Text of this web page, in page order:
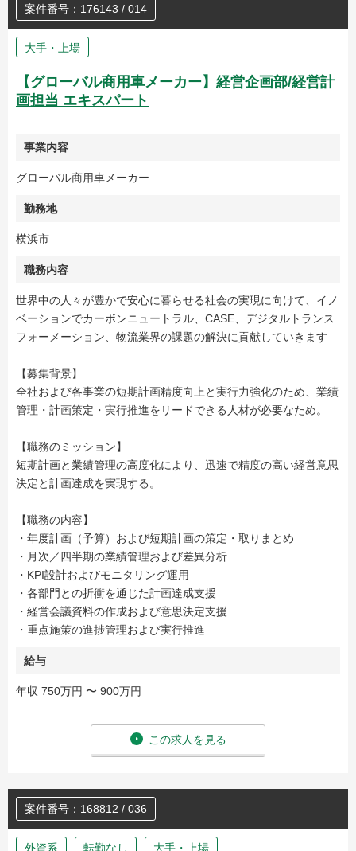
案件番号：176143 / 014
大手・上場
【グローバル商用車メーカー】経営企画部/経営計
画担当 エキスパート
事業内容
グローバル商用車メーカー
勤務地
横浜市
職務内容
世界中の人々が豊かで安心に暮らせる社会の実現に向けて、イノ
ベーションでカーボンニュートラル、CASE、デジタルトランス
フォーメーション、物流業界の課題の解決に貢献していきます
【募集背景】
全社および各事業の短期計画精度向上と実行力強化のため、業績
管理・計画策定・実行推進をリードできる人材が必要なため。
【職務のミッション】
短期計画と業績管理の高度化により、迅速で精度の高い経営意思
決定と計画達成を実現する。
【職務の内容】
・年度計画（予算）および短期計画の策定・取りまとめ
・月次／四半期の業績管理および差異分析
・KPI設計およびモニタリング運用
・各部門との折衝を通じた計画達成支援
・経営会議資料の作成および意思決定支援
・重点施策の進捗管理および実行推進
給与
年収 750万円 〜 900万円
この求人を見る
案件番号：168812 / 036
外資系 転勤なし 大手・上場